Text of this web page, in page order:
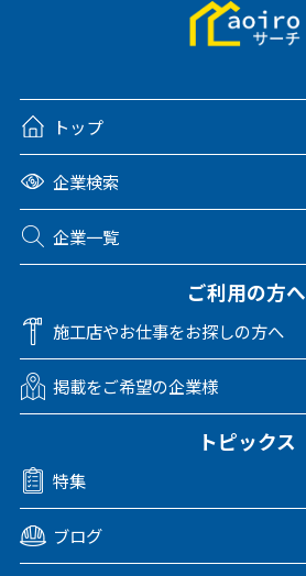
トップ
企業検索
企業一覧
ご利用の方へ
施工店やお仕事をお探しの方へ
掲載をご希望の企業様
トピックス
特集
ブログ